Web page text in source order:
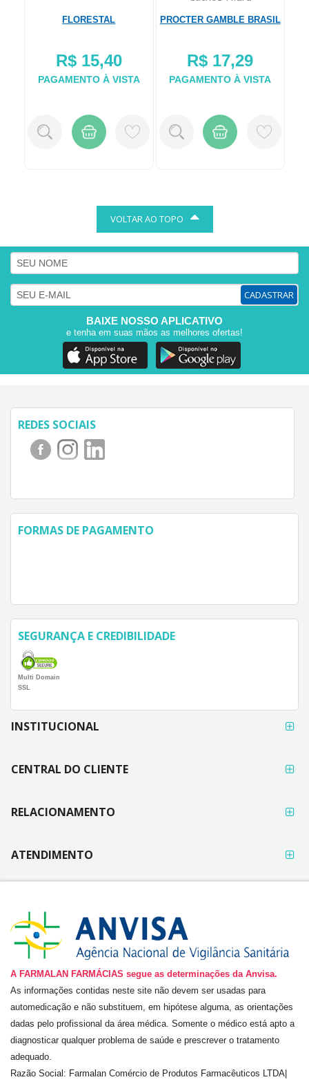
PROCTER GAMBLE BRASIL
R$ 17,29
PAGAMENTO À VISTA
PROCTER GAMBLE BRASIL
R$ 29,50
PAGAMENTO À VISTA
VOLTAR AO TOPO
CADASTRAR
BAIXE NOSSO APLICATIVO
e tenha em suas mãos as melhores ofertas!
REDES SOCIAIS
FORMAS DE PAGAMENTO
SEGURANÇA E CREDIBILIDADE
Multi Domain
SSL
FORMAS DE
PAGAMENTO
INSTITUCIONAL
CENTRAL DO CLIENTE
RELACIONAMENTO
ATENDIMENTO
A FARMALAN FARMÁCIAS segue as determinações da Anvisa.
As informações contidas neste site não devem ser usadas para
automedicação e não substituem, em hipótese alguma, as orientações
dadas pelo profissional da área médica. Somente o médico está apto a
diagnosticar qualquer problema de saúde e prescrever o tratamento
adequado.
Razão Social: Farmalan Comércio de Produtos Farmacêuticos LTDA